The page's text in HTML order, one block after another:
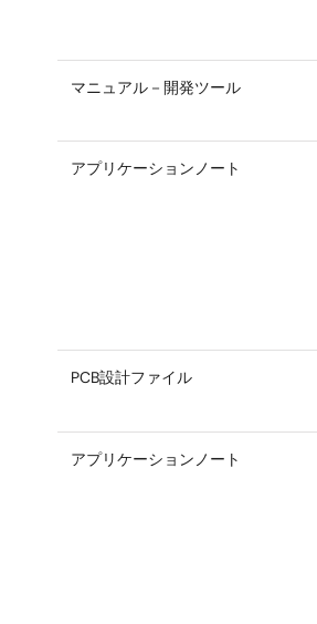
マニュアル－開発ツール
アプリケーションノート
PCB設計ファイル
アプリケーションノート